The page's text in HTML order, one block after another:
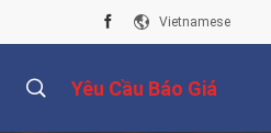
Vietnamese
Yêu Cầu Báo Giá